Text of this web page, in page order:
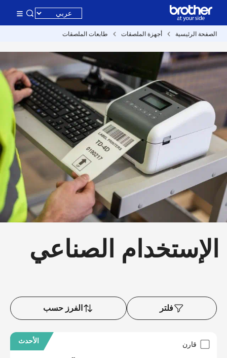
الصفحة الرئيسية أجهزة الملصقات طابعات الملصقات
الإستخدام الصناعي
فلتر الفرز حسب
الأحدث قارن